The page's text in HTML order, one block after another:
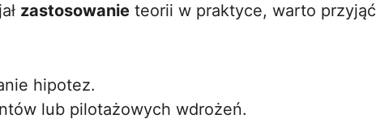
zastosowanie teorii w praktyce, warto przyjąć
hipotez.
lub pilotażowych wdrożeń.